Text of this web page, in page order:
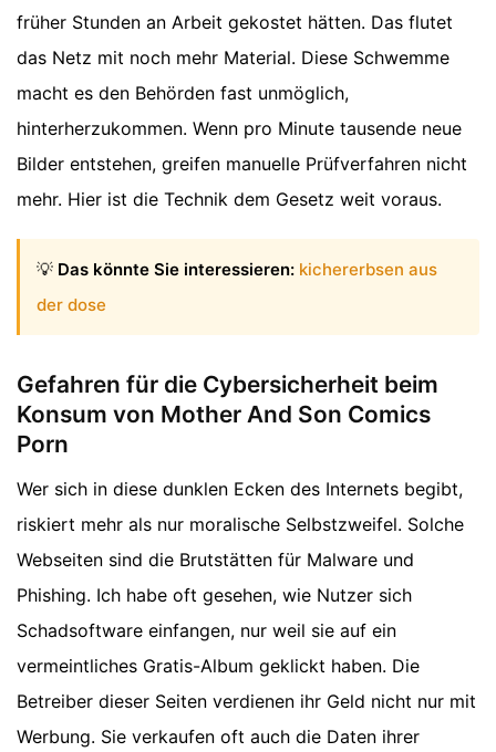
früher Stunden an Arbeit gekostet hätten. Das flutet
das Netz mit noch mehr Material. Diese Schwemme
macht es den Behörden fast unmöglich,
hinterherzukommen. Wenn pro Minute tausende neue
Bilder entstehen, greifen manuelle Prüfverfahren nicht
mehr. Hier ist die Technik dem Gesetz weit voraus.
💡 Das könnte Sie interessieren: kichererbsen aus
der dose
Gefahren für die Cybersicherheit beim
Konsum von Mother And Son Comics
Porn
Wer sich in diese dunklen Ecken des Internets begibt,
riskiert mehr als nur moralische Selbstzweifel. Solche
Webseiten sind die Brutstätten für Malware und
Phishing. Ich habe oft gesehen, wie Nutzer sich
Schadsoftware einfangen, nur weil sie auf ein
vermeintliches Gratis-Album geklickt haben. Die
Betreiber dieser Seiten verdienen ihr Geld nicht nur mit
Werbung. Sie verkaufen oft auch die Daten ihrer